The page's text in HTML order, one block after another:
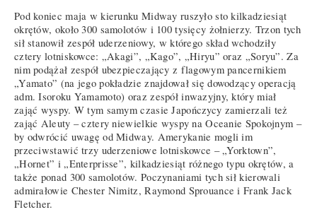
Pod koniec maja w kierunku Midway ruszyło sto kilkadziesiąt
okrętów, około 300 samolotów i 100 tysięcy żołnierzy. Trzon tych
sił stanowił zespół uderzeniowy, w którego skład wchodziły
cztery lotniskowce: „Akagi”, „Kago”, „Hiryu” oraz „Soryu”. Za
nim podążał zespół ubezpieczający z flagowym pancernikiem
„Yamato” (na jego pokładzie znajdował się dowodzący operacją
adm. Isoroku Yamamoto) oraz zespół inwazyjny, który miał
zająć wyspy. W tym samym czasie Japończycy zamierzali też
zająć Aleuty – cztery niewielkie wyspy na Oceanie Spokojnym –
by odwrócić uwagę od Midway. Amerykanie mogli im
przeciwstawić trzy uderzeniowe lotniskowce – „Yorktown”,
„Hornet” i „Enterprisse”, kilkadziesiąt różnego typu okrętów, a
także ponad 300 samolotów. Poczynaniami tych sił kierowali
admirałowie Chester Nimitz, Raymond Sprouance i Frank Jack
Fletcher.